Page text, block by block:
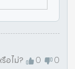
อไม่? 0 0